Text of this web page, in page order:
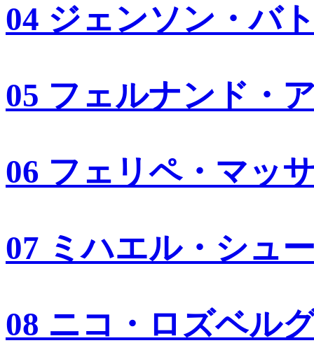
04 ジェンソン・バ
05 フェルナンド・
06 フェリペ・マッ
07 ミハエル・シュ
08 ニコ・ロズベル